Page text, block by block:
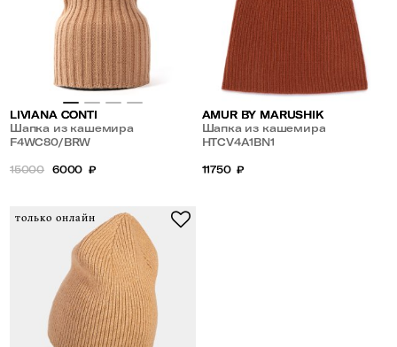
LIVIANA CONTI
Шапка из кашемира
F4WC80/BRW
15000 6000 ₽
AMUR BY MARUSHIK
Шапка из кашемира
HTCV4A1BN1
11750 ₽
только онлайн